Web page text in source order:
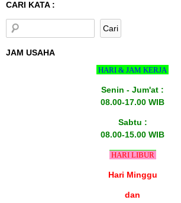
CARI KATA :
JAM USAHA
HARI & JAM KERJA
Senin - Jum'at :
08.00-17.00 WIB
Sabtu :
08.00-15.00 WIB
HARI LIBUR
Hari Minggu
dan